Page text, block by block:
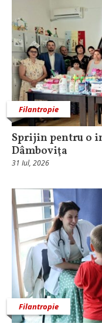
Filantropie
Sprijin pentru o
Dâmboviţa
31 Iul, 2026
Filantropie